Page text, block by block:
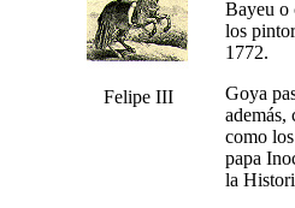
Bayeu o
los
1772.
Goya
además,
como
papa
la
Felipe III